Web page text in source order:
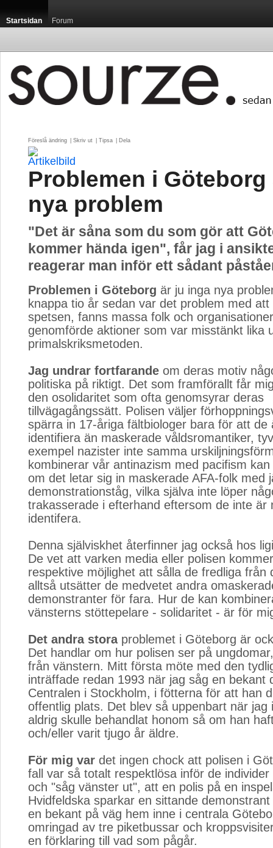
Startsidan Forum
Föreslå ändring Skriv ut Tipsa Dela
Problemen i Göteborg
nya problem
"Det är såna som du som gör att
kommer hända igen", får jag i
reagerar man inför ett sådant
Problemen i Göteborg är ju inga nya
knappa tio år sedan var det problem med att
spetsen, fanns massa folk och
genomförde aktioner som var misstänkt lika
primalskriksmetoden.
Jag undrar fortfarande om deras motiv
politiska på riktigt. Det som framförallt får
den osolidaritet som ofta genomsyrar deras
tillvägagångssätt. Polisen väljer
spärra in 17-åriga fältbiologer bara för att de
identifiera än maskerade våldsromantiker,
exempel nazister inte samma
kombinerar vår antinazism med pacifism
om det letar sig in maskerade AFA-folk med
demonstrationståg, vilka själva inte löper
trakasserade i efterhand eftersom de inte är
identifera.
Denna själviskhet återfinner jag också hos
De vet att varken media eller polisen
respektive möjlighet att sålla de fredliga från
alltså utsätter de medvetet andra
demonstranter för fara. Hur de kan
vänsterns stöttepelare - solidaritet - är för
Det andra storaproblemet i Göteborg är
Det handlar om hur polisen ser på
från vänstern. Mitt första möte med den
inträffade redan 1993 när jag såg en bekant
Centralen i Stockholm, i fötterna för att han
offentlig plats. Det blev så uppenbart när jag
aldrig skulle behandlat honom så om han
och/eller varit tjugo år äldre.
För mig var det ingen chock att polisen i
fall var så totalt respektlösa inför de
och "såg vänster ut", att en polis på en
Hvidfeldska sparkar en sittande
en bekant på väg hem inne i centrala
omringad av tre piketbussar och
en förklaring till vad som pågår.